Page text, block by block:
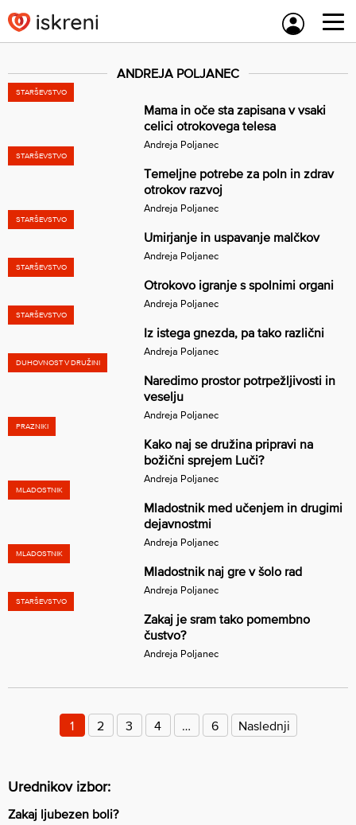
to
content
ANDREJA POLJANEC
STARŠEVSTVO
Mama in oče sta zapisana v vsaki
celici otrokovega telesa
Andreja Poljanec
STARŠEVSTVO
Temeljne potrebe za poln in zdrav
otrokov razvoj
Andreja Poljanec
STARŠEVSTVO
Umirjanje in uspavanje malčkov
Andreja Poljanec
STARŠEVSTVO
Otrokovo igranje s spolnimi organi
Andreja Poljanec
STARŠEVSTVO
Iz istega gnezda, pa tako različni
Andreja Poljanec
DUHOVNOST V DRUŽINI
Naredimo prostor potrpežljivosti in
veselju
Andreja Poljanec
PRAZNIKI
Kako naj se družina pripravi na
božični sprejem Luči?
Andreja Poljanec
MLADOSTNIK
Mladostnik med učenjem in drugimi
dejavnostmi
Andreja Poljanec
MLADOSTNIK
Mladostnik naj gre v šolo rad
Andreja Poljanec
STARŠEVSTVO
Zakaj je sram tako pomembno
čustvo?
Andreja Poljanec
prispevkov
1 2 3 4 6 Naslednji
Urednikov izbor:
Zakaj ljubezen boli?